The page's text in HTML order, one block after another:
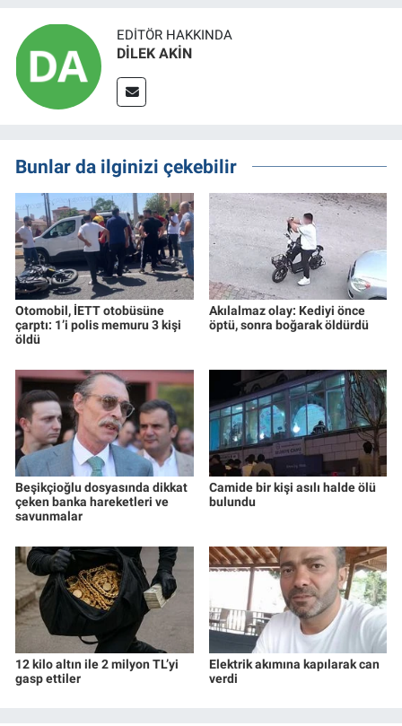
EDITÖR HAKKINDA
DİLEK AKİN
Bunlar da ilginizi çekebilir
Otomobil, İETT otobüsüne
çarptı: 1’i polis memuru 3 kişi
öldü
Akılalmaz olay: Kediyi önce
öptü, sonra boğarak öldürdü
Beşikçioğlu dosyasında dikkat
çeken banka hareketleri ve
savunmalar
Camide bir kişi asılı halde ölü
bulundu
12 kilo altın ile 2 milyon TL’yi
gasp ettiler
Elektrik akımına kapılarak can
verdi